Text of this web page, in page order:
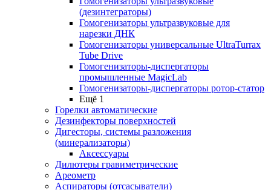
(дезинтеграторы)
Гомогенизаторы ультразвуковые для
нарезки ДНК
Гомогенизаторы универсальные UltraTurrax
Tube Drive
Гомогенизаторы-диспергаторы
промышленные MagicLab
Гомогенизаторы-диспергаторы ротор-статор
Ещё 1
Горелки автоматические
Дезинфекторы поверхностей
Дигесторы, системы разложения
(минерализаторы)
Аксессуары
Дилютеры гравиметрические
Ареометр
Аспираторы (отсасыватели)